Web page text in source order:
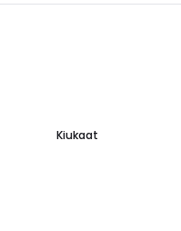
Kiukaat